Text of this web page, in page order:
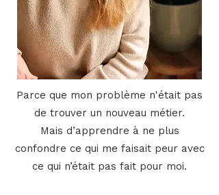
​Parce que mon problème n'était pas
de trouver un nouveau métier.
Mais d’apprendre à ne plus
confondre ce qui me faisait peur avec
ce qui n’était pas fait pour moi.